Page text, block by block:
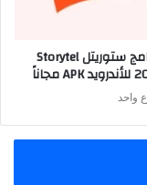
تحميل برنامج ستوريتل Storytel
واحد